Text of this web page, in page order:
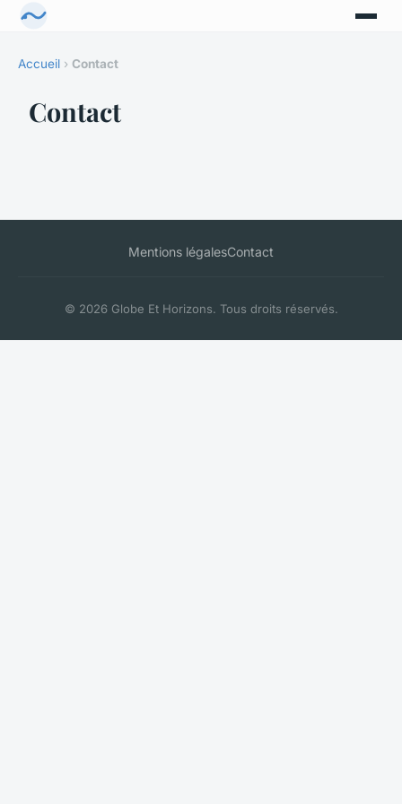
Accueil › Contact
Contact
Mentions légalesContact
© 2026 Globe Et Horizons. Tous droits réservés.